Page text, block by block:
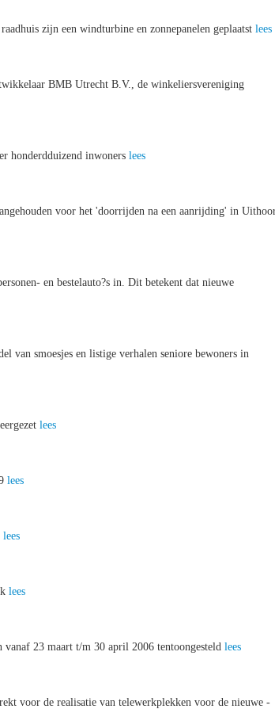
zijn een windturbine en zonnepanelen geplaatst lees
BMB Utrecht B.V., de winkeliersvereniging
honderdduizend inwoners lees
voor het 'doorrijden na een aanrijding' in
en bestelauto?s in. Dit betekent dat nieuwe
van smoesjes en listige verhalen seniore bewoners in
lees
lees
lees
lees
23 maart t/m 30 april 2006 tentoongesteld lees
voor de realisatie van telewerkplekken voor de nieuwe -